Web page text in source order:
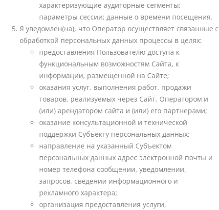
характеризующие аудиторные сегменты;
параметры сессии; данные о времени посещения.
Я уведомлен(на), что Оператор осуществляет связанные с
обработкой персональных данных процессы в целях:
предоставления Пользователю доступа к
функциональным возможностям Сайта, к
информации, размещенной на Сайте;
оказания услуг, выполнения работ, продажи
товаров, реализуемых через Сайт, Оператором и
(или) арендатором сайта и (или) его партнерами;
оказание консультационной и технической
поддержки Субъекту персональных данных;
направление на указанный Субъектом
персональных данных адрес электронной почты и
номер телефона сообщении, уведомлении,
запросов, сведении информационного и
рекламного характера;
организация предоставления услуги,